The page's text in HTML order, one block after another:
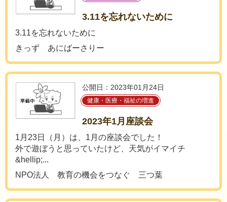
3.11を忘れないために
3.11を忘れないために
きっず あにばーさりー
公開日：2023年01月24日
健康・医療・福祉の増進
2023年1月座談会
1月23日（月）は、1月の座談会でした！
外で遊ぼうと思っていたけど、天気がイマイチ
&hellip;...
NPO法人 教育の機会をつなぐ 三つ葉